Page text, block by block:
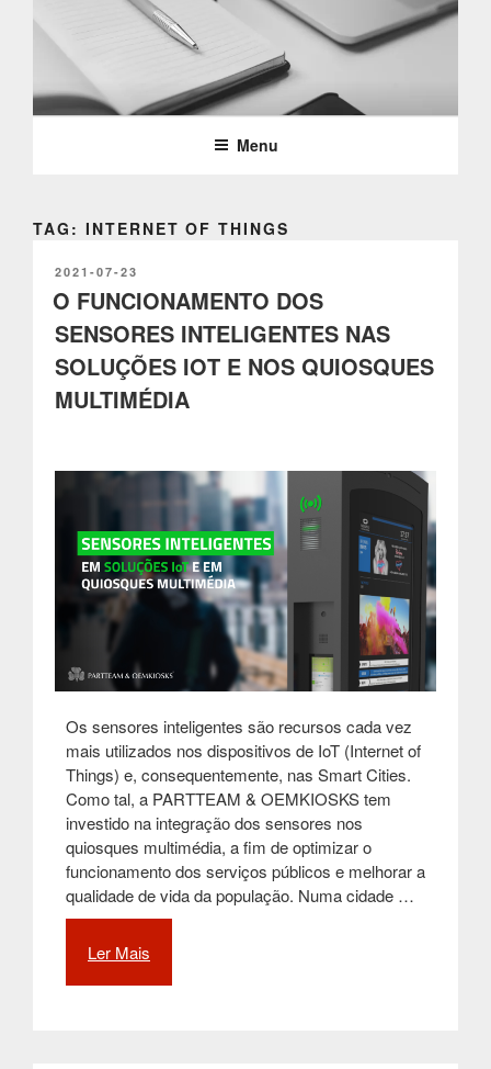
conteúdoPARTTEAM & OEMKIOSKS
BLOG
Menu
TAG: INTERNET OF THINGS
PUBLICADO
EM
2021-07-23
O FUNCIONAMENTO DOS
SENSORES INTELIGENTES NAS
SOLUÇÕES IOT E NOS QUIOSQUES
MULTIMÉDIA
Os sensores inteligentes são recursos cada vez
mais utilizados nos dispositivos de IoT (Internet of
Things) e, consequentemente, nas Smart Cities.
Como tal, a PARTTEAM & OEMKIOSKS tem
investido na integração dos sensores nos
quiosques multimédia, a fim de optimizar o
funcionamento dos serviços públicos e melhorar a
qualidade de vida da população. Numa cidade …
Ler Mais